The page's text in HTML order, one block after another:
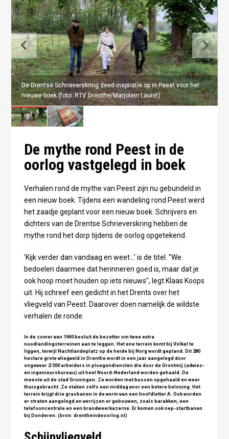
De Drentse Schrieverskring deed inspiratie op in Peest voor het
nieuwe boek (foto: RTV Drenthe/Marjolein Lauret)
De Drentse Schrieverskring deed inspiratie op in Peest voor het
nieuwe boek (foto: RTV Drenthe/Marjolein Lauret)
De mythe rond Peest in de
oorlog vastgelegd in boek
Verhalen rond de mythe van Peest zijn nu gebundeld in
een nieuw boek. Tijdens een wandeling rond Peest werd
het zaadje geplant voor een nieuw boek. Schrijvers en
dichters van de Drentse Schrieverskring hebben de
mythe rond het dorp tijdens de oorlog opgetekend.
'Kijk verder dan vandaag en weet...' is de titel. "We
bedoelen daarmee dat herinneren goed is, maar dat je
ook hoop moet houden op iets nieuws", legt Klaas Koops
uit. Hij schreef een gedicht in het Drents over het
vliegveld van Peest. Daarover doen namelijk de wildste
verhalen de ronde.
In de zomer van 1940 besluit de bezetter om twee extra
noodlandingsterreinen aan te leggen. Het ene terrein komt bij Volkel te
liggen, terwijl Nachtlandeplatz op de heide bij Norg wordt gepland. Dit 280
hectare grote vliegveld in Drenthe wordt in een jaar aangelegd door
ongeveer 2.500 arbeiders in ploegendiensten die door de Grontmij (advies-
en ingenieursbureau) uit heel Noord-Nederland worden gehaald. De
meeste uit de stad Groningen. Ze worden met bussen opgehaald en weer
thuisgebracht. Ze staken zelfs een middag voor een betere beloning. Het
terrein krijgt drie grasbanen in de vorm van een hoofdletter A. Ook worden
er straten aangelegd en verrijzen er gebouwen, zoals barakken, een
telefooncentrale en een brandweerkazerne. Er komen ook nep-startbanen
bij Donderen. (bron: drentheindeoorlog.nl)